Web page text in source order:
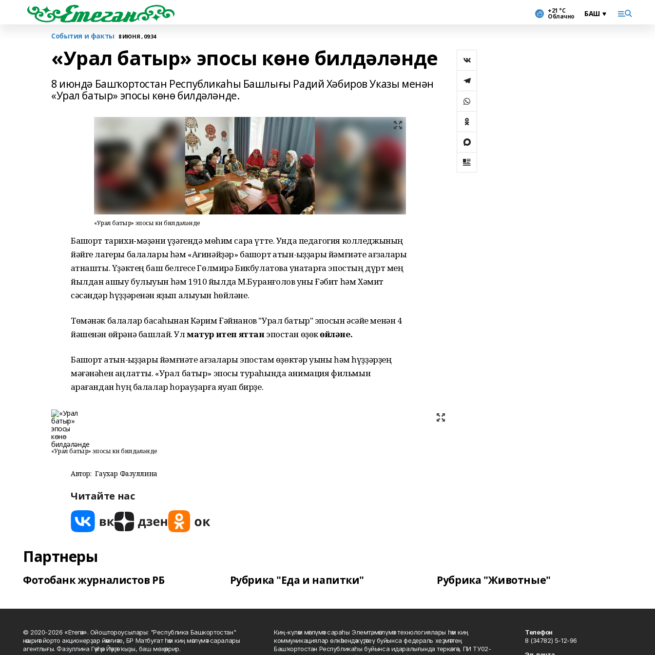
+21 °С
Облачно
События и факты 8 ИЮНЯ , 09:34
«Урал батыр» эпосы көнө билдәләнде
8 июндә Башҡортостан Республикаһы Башлығы Радий Хәбиров Указы менән
«Урал батыр» эпосы көнө билдәләнде.
«Урал батыр» эпосы көнө билдәләнде
Башҡорт тарихи‑мәҙәни үҙәгендә мөһим сара үтте. Унда педагогия колледжының
йәйге лагеры балалары һәм «Ағинәйҙәр» башҡорт ҡатын-ҡыҙҙары йәмғиәте ағзалары
ҡатнашты. Үҙәктең баш белгесе Гөлмирә Бикбулатова ҡунаҡтарға эпостың дүрт мең
йылдан ашыу булыуын һәм 1910 йылда М.Буранғолов уны Ғәбит һәм Хәмит
сәсәндәр һүҙҙәренән яҙып алыуын һөйләне.
Төмәнәк балалар баҡсаһынан Кәрим Ғәйнанов "Урал батыр" эпосын әсәйе менән 4
йәшенән өйрәнә башлай. Улматуритепяттанэпостан өҙөкһөйләне.
Башҡорт ҡатын-ҡыҙҙары йәмғиәте ағзалары эпостам өҙөктәр уҡыны һәм һүҙҙәрҙең
мәғәнәһен аңлатты. «Урал батыр» эпосы тураһында анимация фильмын
ҡарағандан һуң балалар һорауҙарға яуап бирҙе.
«Урал батыр» эпосы көнө билдәләнде
Автор: Гаухар Фазуллина
Читайте нас
Партнеры
Фотобанк журналистов РБ Рубрика "Еда и напитки" Рубрика "Животные"
© 2020-2026 «Етегән». Ойоштороусылары: "Республика Башкортостан"
нәшриәт йорто акционерҙар йәмғиәте, БР Матбуғат һәм киң мәғлүмәт саралары
агентлығы. Фазуллина Гәүһәр Йәүҙәт ҡыҙы, баш мөхәррир.
Киң-күләм мәғлүмәт сараһы Элемтә, мәғлүмәт технологиялары һәм киң
коммуникациялар өлкәһендә күҙәтеү буйынса федераль хеҙмәттең
Башҡортостан Республикаһы буйынса идаралығында теркәлгән, ПИ ТУ02-
Телефон
8 (34782) 5-12-96